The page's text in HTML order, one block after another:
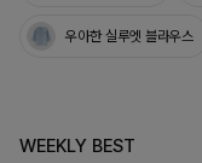
우아한 실루엣 블라우스
WEEKLY BEST